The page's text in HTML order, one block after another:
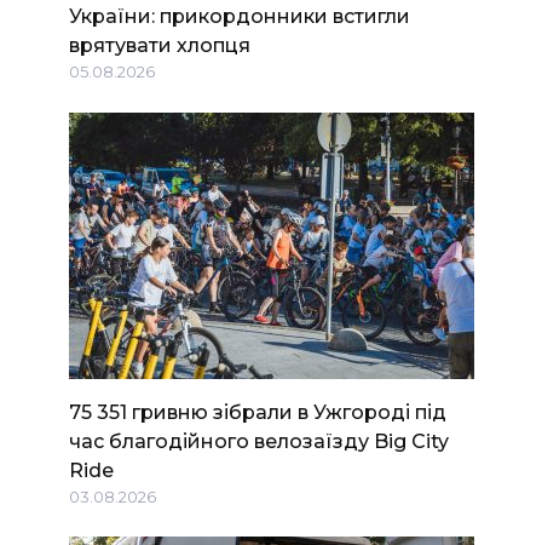
України: прикордонники встигли
врятувати хлопця
05.08.2026
75 351 гривню зібрали в Ужгороді під
час благодійного велозаїзду Big Сity
Ride
03.08.2026